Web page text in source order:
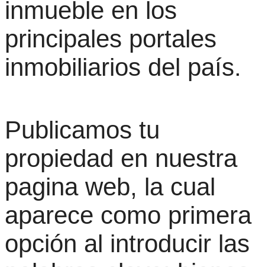
inmueble en los
principales portales
inmobiliarios del país.
Publicamos tu
propiedad en nuestra
pagina web, la cual
aparece como primera
opción al introducir las